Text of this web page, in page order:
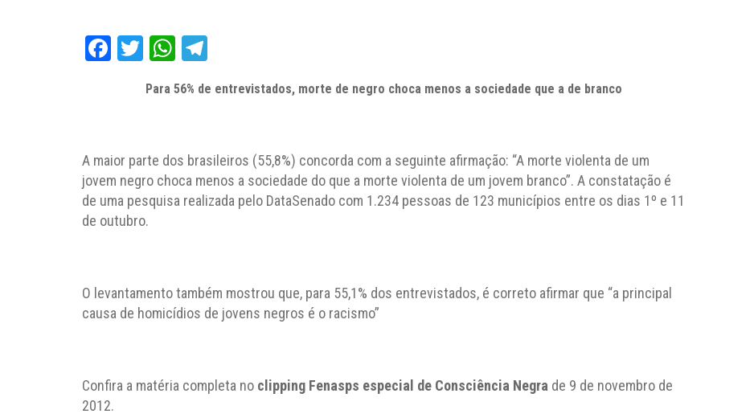
Facebook
TwitterWhatsApp
Para 56% de entrevistados, morte de negro choca menos a sociedade que a de branco
A maior parte dos brasileiros (55,8%) concorda com a seguinte afirmação: “A morte violenta de um
jovem negro choca menos a sociedade do que a morte violenta de um jovem branco”. A constatação é
de uma pesquisa realizada pelo DataSenado com 1.234 pessoas de 123 municípios entre os dias 1º e 11
de outubro.
O levantamento também mostrou que, para 55,1% dos entrevistados, é correto afirmar que “a principal
causa de homicídios de jovens negros é o racismo”
Confira a matéria completa no clipping Fenasps especial de Consciência Negra de 9 de novembro de
2012.